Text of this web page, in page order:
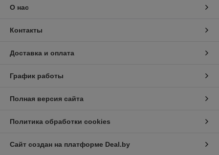
О нас
Контакты
Доставка и оплата
График работы
Полная версия сайта
Политика обработки cookies
Сайт создан на платформе Deal.by